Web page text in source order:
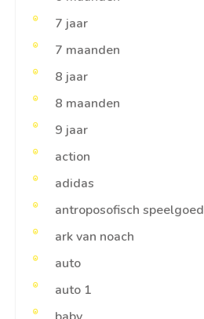
7 jaar
7 maanden
8 jaar
8 maanden
9 jaar
action
adidas
antroposofisch speelgoed
ark van noach
auto
auto 1